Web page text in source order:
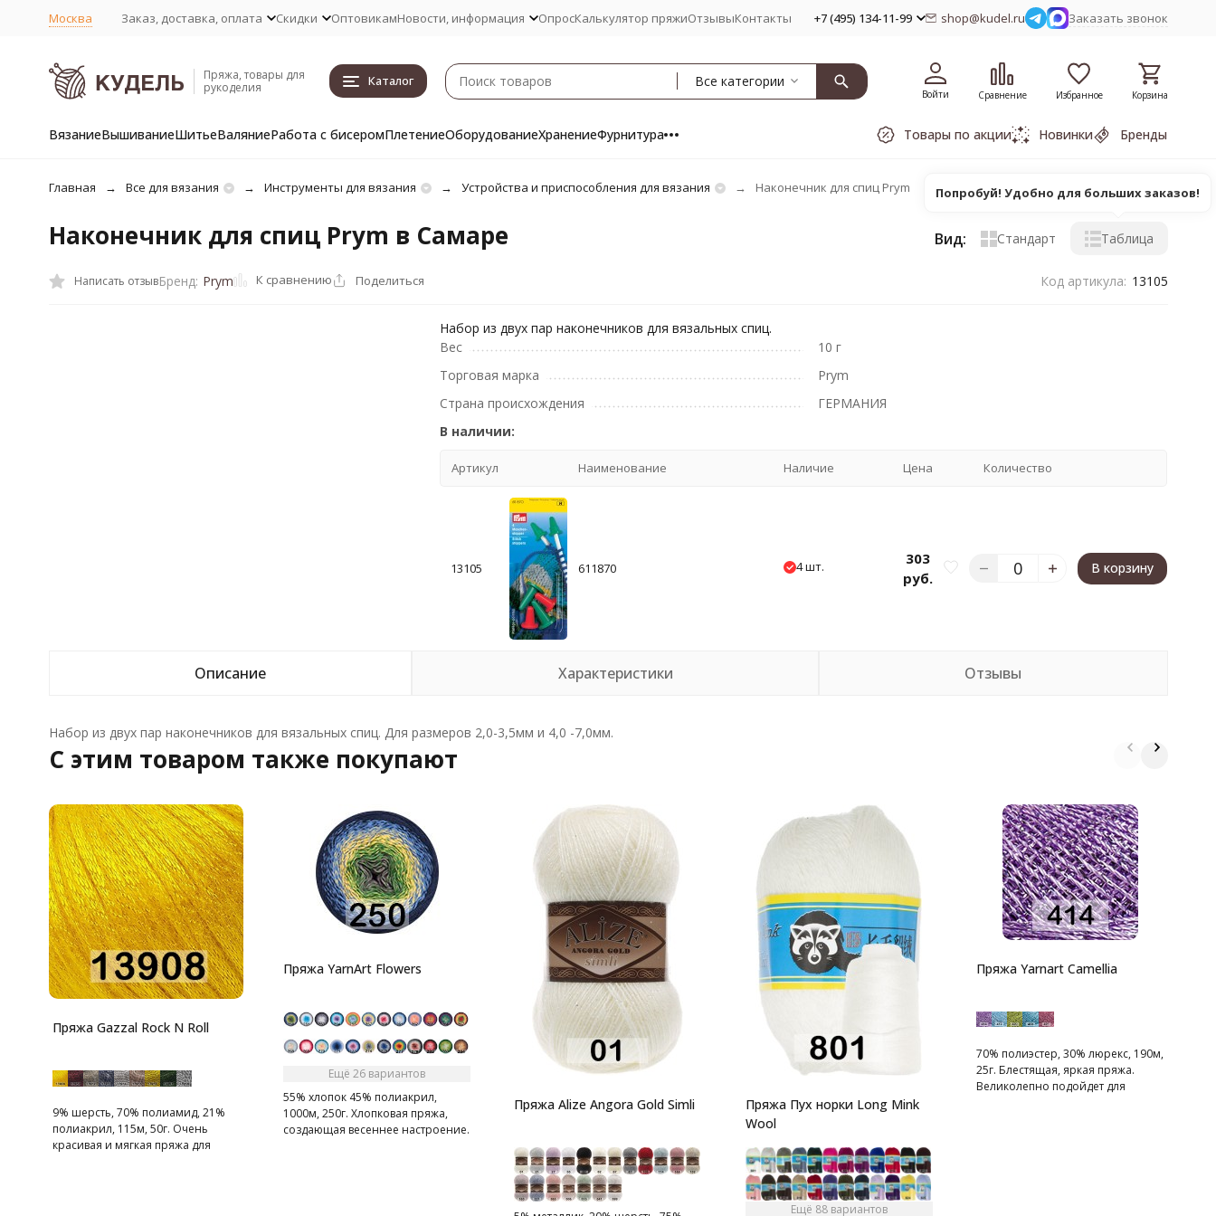
Москва Заказ, доставка, оплата Скидки ОптовикамНовости, информация ОпросКалькулятор пряжиОтзывыКонтакты +7 (495) 134-11-99 shop@kudel.ru Заказать звонок
Пряжа, товары для
рукоделия
Каталог Все категории
Войти Сравнение Избранное Корзина
ВязаниеВышиваниеШитьеВаляниеРабота с бисеромПлетениеОборудованиеХранениеФурнитура Товары по акции Новинки Бренды
Главная Все для вязания Инструменты для вязания Устройства и приспособления для вязания Наконечник для спиц Prym
Наконечник для спиц Prym в Самаре Вид: Стандарт Таблица
Написать отзывБренд: Prym К сравнению Поделиться Код артикула: 13105
Набор из двух пар наконечников для вязальных спиц.
Вес
10 г
Торговая марка
Prym
Страна происхождения
ГЕРМАНИЯ
В наличии:
Артикул Наименование Наличие Цена Количество
13105 611870 4 шт.
303
руб.
В корзину
Описание Характеристики Отзывы
Набор из двух пар наконечников для вязальных спиц. Для размеров 2,0-3,5мм и 4,0 -7,0мм.
C этим товаром также покупают
Пряжа Gazzal Rock N Roll
9% шерсть, 70% полиамид, 21%
полиакрил, 115м, 50г. Очень
красивая и мягкая пряжа для
Пряжа YarnArt Flowers
Ещё 26 вариантов
55% хлопок 45% полиакрил,
1000м, 250г. Хлопковая пряжа,
создающая весеннее настроение.
Пряжа Alize Angora Gold Simli
Пряжа Пух норки Long Mink
Wool
Ещё 88 вариантов
Пряжа Yarnart Camellia
70% полиэстер, 30% люрекс, 190м,
25г. Блестящая, яркая пряжа.
Великолепно подойдет для
Попробуй! Удобно для больших заказов!